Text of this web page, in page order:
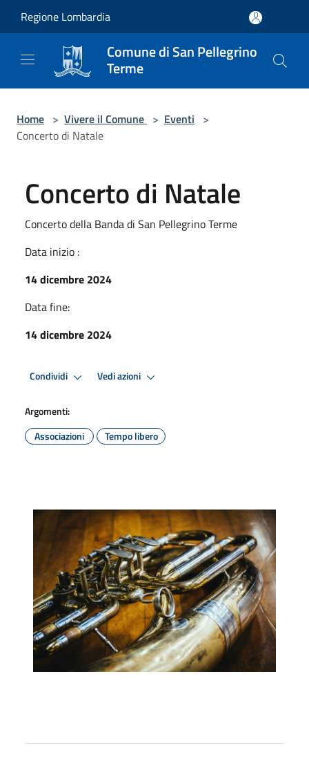
Regione Lombardia
Comune di San Pellegrino
Terme
Home > Vivere il Comune > Eventi >
Concerto di Natale
Concerto di Natale
Concerto della Banda di San Pellegrino Terme
Data inizio :
14 dicembre 2024
Data fine:
14 dicembre 2024
Condividi Vedi azioni
Argomenti:
Associazioni
Tempo libero